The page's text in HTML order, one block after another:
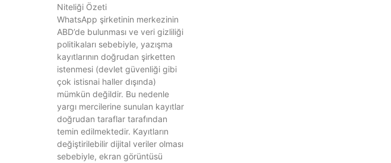
Niteliği Özeti
WhatsApp şirketinin merkezinin
ABD’de bulunması ve veri gizliliği
politikaları sebebiyle, yazışma
kayıtlarının doğrudan şirketten
istenmesi (devlet güvenliği gibi
çok istisnai haller dışında)
mümkün değildir. Bu nedenle
yargı mercilerine sunulan kayıtlar
doğrudan taraflar tarafından
temin edilmektedir. Kayıtların
değiştirilebilir dijital veriler olması
sebebiyle, ekran görüntüsü